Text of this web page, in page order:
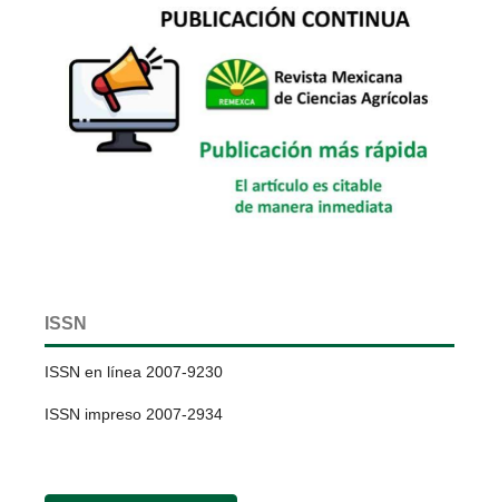
ISSN
ISSN en línea 2007-9230
ISSN impreso 2007-2934